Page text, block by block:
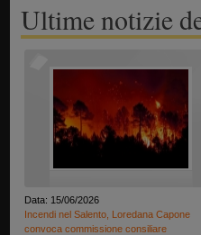
Ultime notizie
Data: 15/06/2026
Incendi nel Salento, Loredana Capone
convoca commissione consiliare